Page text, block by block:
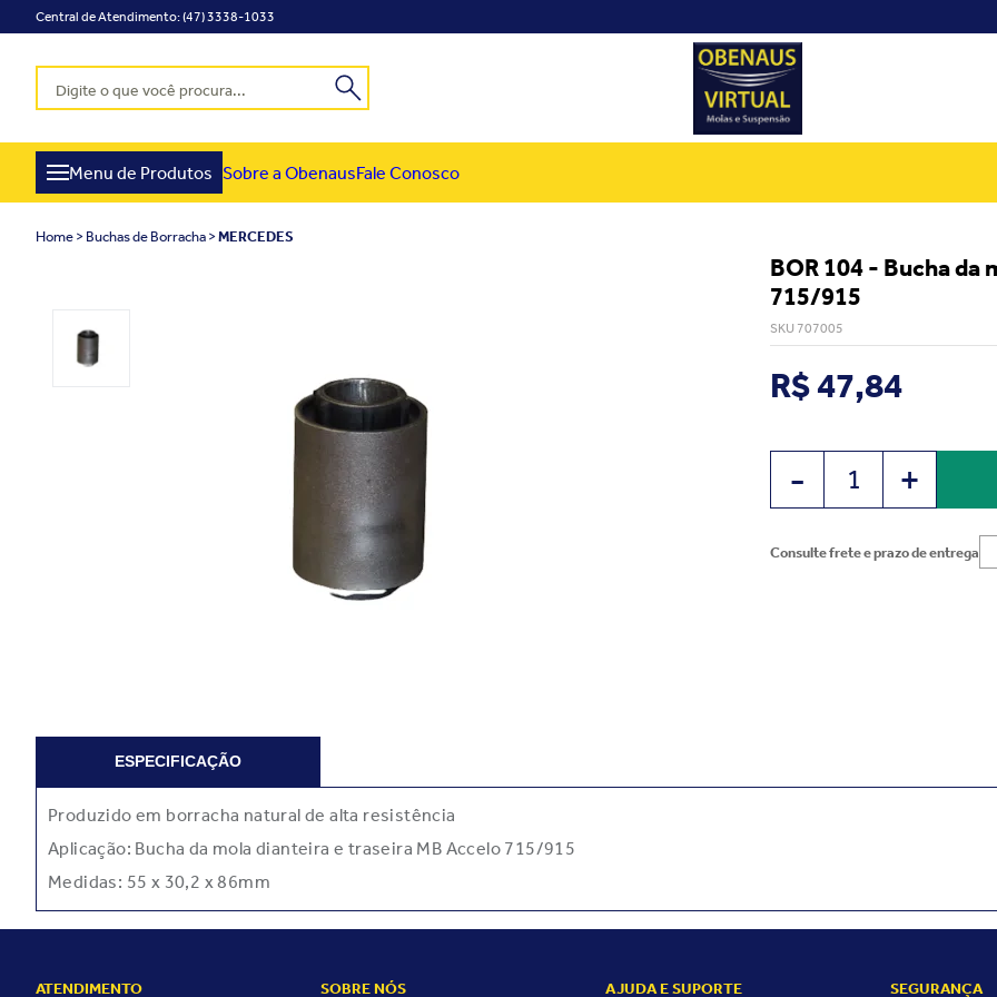
Central de Atendimento: (47) 3338-1033
Menu de Produtos Sobre a ObenausFale Conosco
Home Buchas de Borracha MERCEDES
BOR 104 - Bucha
715/915
SKU 707005
R$ 47,84
- +
Consulte frete e prazo de entrega
ESPECIFICAÇÃO
Produzido em borracha natural de alta resistência
Aplicação: Bucha da mola dianteira e traseira MB Accelo 715/915
Medidas: 55 x 30,2 x 86mm
ATENDIMENTO SOBRE NÓS AJUDA E SUPORTE SEGURANÇA